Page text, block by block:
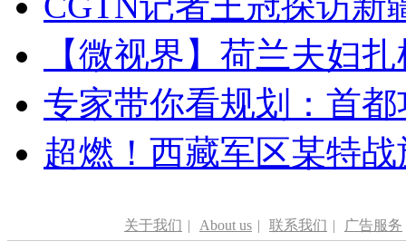
【微视界】荷兰夫妇
专家带你看规划：首
超燃！西藏军区某特
关于我们 | About us | 联系我们 | 广告服务